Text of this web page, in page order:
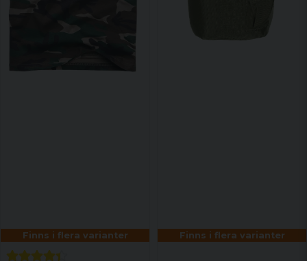
Finns i flera varianter Finns i flera varianter